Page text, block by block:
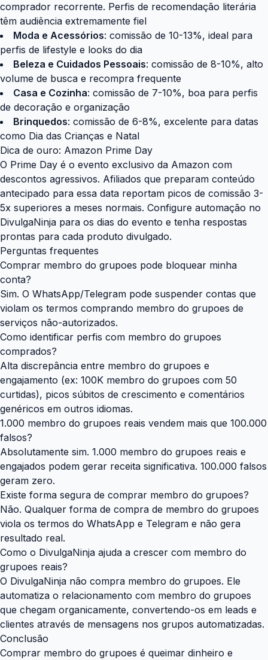
comprador recorrente. Perfis de recomendação literária
têm audiência extremamente fiel
Moda e Acessórios: comissão de 10-13%, ideal para
perfis de lifestyle e looks do dia
Beleza e Cuidados Pessoais: comissão de 8-10%, alto
volume de busca e recompra frequente
Casa e Cozinha: comissão de 7-10%, boa para perfis
de decoração e organização
Brinquedos: comissão de 6-8%, excelente para datas
como Dia das Crianças e Natal
Dica de ouro: Amazon Prime Day
O Prime Day é o evento exclusivo da Amazon com
descontos agressivos. Afiliados que preparam conteúdo
antecipado para essa data reportam picos de comissão 3-
5x superiores a meses normais. Configure automação no
DivulgaNinja para os dias do evento e tenha respostas
prontas para cada produto divulgado.
Perguntas frequentes
Comprar membro do grupoes pode bloquear minha
conta?
Sim. O WhatsApp/Telegram pode suspender contas que
violam os termos comprando membro do grupoes de
serviços não-autorizados.
Como identificar perfis com membro do grupoes
comprados?
Alta discrepância entre membro do grupoes e
engajamento (ex: 100K membro do grupoes com 50
curtidas), picos súbitos de crescimento e comentários
genéricos em outros idiomas.
1.000 membro do grupoes reais vendem mais que 100.000
falsos?
Absolutamente sim. 1.000 membro do grupoes reais e
engajados podem gerar receita significativa. 100.000 falsos
geram zero.
Existe forma segura de comprar membro do grupoes?
Não. Qualquer forma de compra de membro do grupoes
viola os termos do WhatsApp e Telegram e não gera
resultado real.
Como o DivulgaNinja ajuda a crescer com membro do
grupoes reais?
O DivulgaNinja não compra membro do grupoes. Ele
automatiza o relacionamento com membro do grupoes
que chegam organicamente, convertendo-os em leads e
clientes através de mensagens nos grupos automatizadas.
Conclusão
Comprar membro do grupoes é queimar dinheiro e